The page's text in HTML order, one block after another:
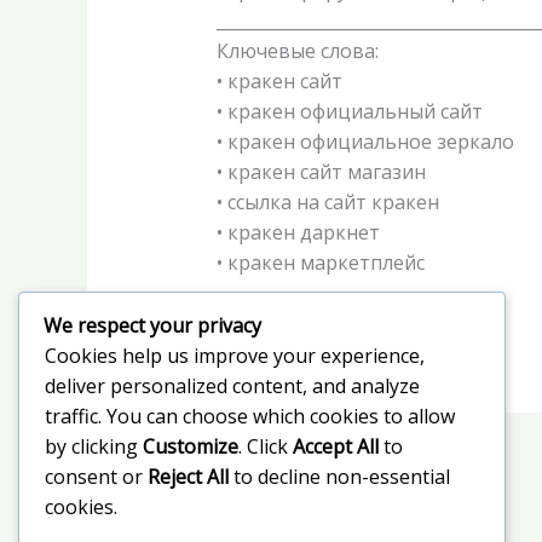
Ключевые слова:
• кракен сайт
• кракен официальный сайт
• кракен официальное зеркало
• кракен сайт магазин
• ссылка на сайт кракен
• кракен даркнет
• кракен маркетплейс
←Previous Post
We respect your privacy
Cookies help us improve your experience,
deliver personalized content, and analyze
traffic. You can choose which cookies to allow
by clickingCustomize. ClickAccept Allto
consent or Reject Allto decline non-essential
cookies.